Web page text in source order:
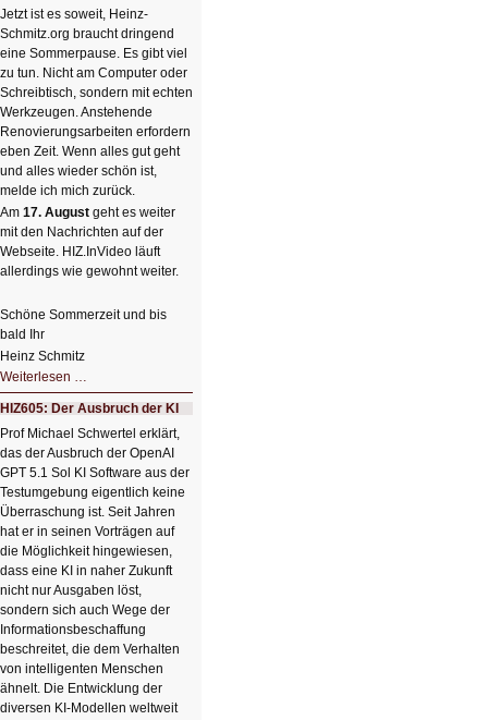
HIZ606:
Bildverschönerung
mit
einem
Klick
Jetzt ist es soweit, Heinz-
Schmitz.org braucht dringend
eine Sommerpause. Es gibt viel
zu tun. Nicht am Computer oder
Schreibtisch, sondern mit echten
Werkzeugen. Anstehende
Renovierungsarbeiten erfordern
eben Zeit. Wenn alles gut geht
und alles wieder schön ist,
melde ich mich zurück.
Am 17. August geht es weiter
mit den Nachrichten auf der
Webseite. HIZ.InVideo läuft
allerdings wie gewohnt weiter.
Schöne Sommerzeit und bis
bald Ihr
Heinz Schmitz
Weiterlesen …
so
kleine
Sommerpause
😊
HIZ605: Der Ausbruch der KI
Prof Michael Schwertel erklärt,
das der Ausbruch der OpenAI
GPT 5.1 Sol KI Software aus der
Testumgebung eigentlich keine
Überraschung ist. Seit Jahren
hat er in seinen Vorträgen auf
die Möglichkeit hingewiesen,
dass eine KI in naher Zukunft
nicht nur Ausgaben löst,
sondern sich auch Wege der
Informationsbeschaffung
beschreitet, die dem Verhalten
von intelligenten Menschen
ähnelt. Die Entwicklung der
diversen KI-Modellen weltweit